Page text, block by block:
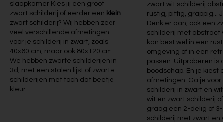
slaapkamer Kies jij een groot
zwart schilderij of eerder een klein
zwart schilderij? Wij hebben zeer
veel verschillende afmetingen
voor je schilderij in zwart, zoals
40x60 cm, maar ook 80x120 cm.
We hebben zwarte schilderijen in
3d, met een stalen lijst of zwarte
schilderijen met toch dat beetje
kleur.
zwart wit schilderij
rustig, pittig, grappig...
Denk er aan, ook een
schilderij met abstract
kan best wel in een
omgeving of in een
passen. Uitproberen is
boodschap. En je kiest
afmetingen. Ga je
schilderij in zwart en
wit en zwart schilderij
graag een 2-delig of
schilderij met zwart en